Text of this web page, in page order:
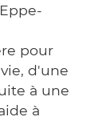
pour
d'une
à une
à